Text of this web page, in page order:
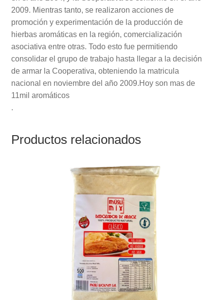
2009. Mientras tanto, se realizaron acciones de
promoción y experimentación de la producción de
hierbas aromáticas en la región, comercialización
asociativa entre otras. Todo esto fue permitiendo
consolidar el grupo de trabajo hasta llegar a la decisión
de armar la Cooperativa, obteniendo la matricula
nacional en noviembre del año 2009.Hoy son mas de
11mil aromáticos
.
Productos relacionados